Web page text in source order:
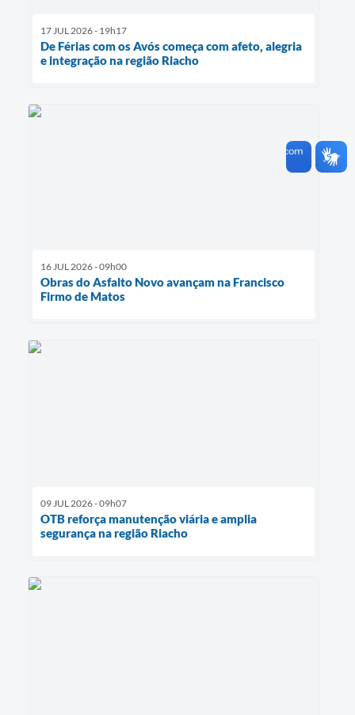
17 JUL 2026 - 19h17
De Férias com os Avós começa com afeto, alegria
e integração na região Riacho
16 JUL 2026 - 09h00
Obras do Asfalto Novo avançam na Francisco
Firmo de Matos
09 JUL 2026 - 09h07
OTB reforça manutenção viária e amplia
segurança na região Riacho